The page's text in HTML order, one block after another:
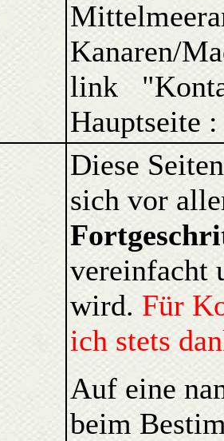
Kanaren/
link
Hauptseite :
Diese
sich vor
vereinfacht
wird. Für
ich stets
Auf eine
beim